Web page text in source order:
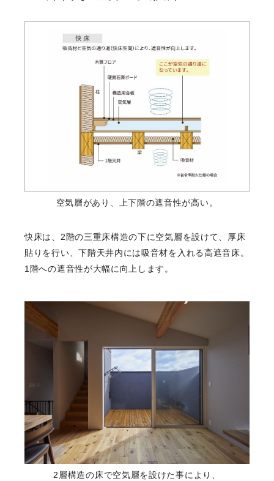
空気層があり、上下階の遮音性が高い。
快床は、2階の三重床構造の下に空気層を設けて、厚床
貼りを行い、下階天井内には吸音材を入れる高遮音床。
1階への遮音性が大幅に向上します。
2層構造の床で空気層を設けた事により、